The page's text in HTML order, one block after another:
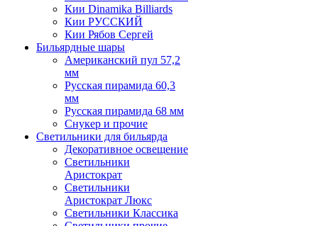
Кии Dinamika Billiards
Кии РУССКИЙ
Кии Рябов Сергей
Бильярдные шары
Американский пул 57,2
мм
Русская пирамида 60,3
мм
Русская пирамида 68 мм
Снукер и прочие
Светильники для бильярда
Декоративное освещение
Светильники
Аристократ
Светильники
Аристократ Люкс
Светильники Классика